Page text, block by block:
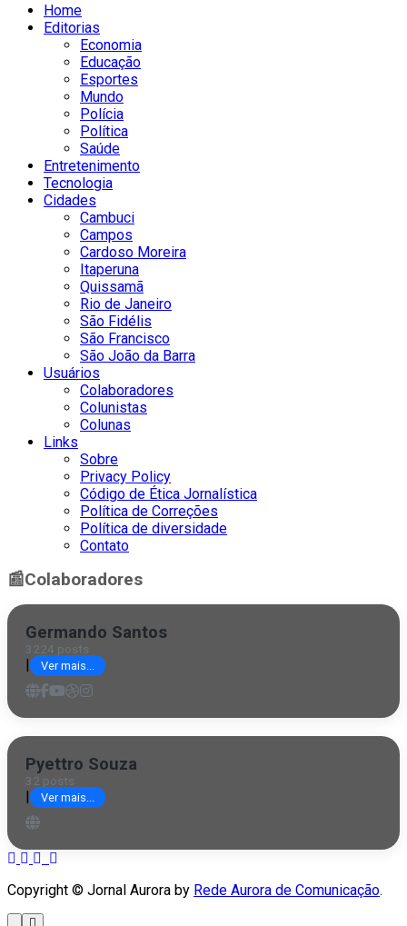
Home
Editorias
Economia
Educação
Esportes
Mundo
Polícia
Política
Saúde
Entretenimento
Tecnologia
Cidades
Cambuci
Campos
Cardoso Moreira
Itaperuna
Quissamã
Rio de Janeiro
São Fidélis
São Francisco
São João da Barra
Usuários
Colaboradores
Colunistas
Colunas
Links
Sobre
Privacy Policy
Código de Ética Jornalística
Política de Correções
Política de diversidade
Contato
📰Colaboradores
Germando Santos
3224 posts
| Ver mais...
Pyettro Souza
32 posts
| Ver mais...
Copyright © Jornal Aurora by Rede Aurora de Comunicação.